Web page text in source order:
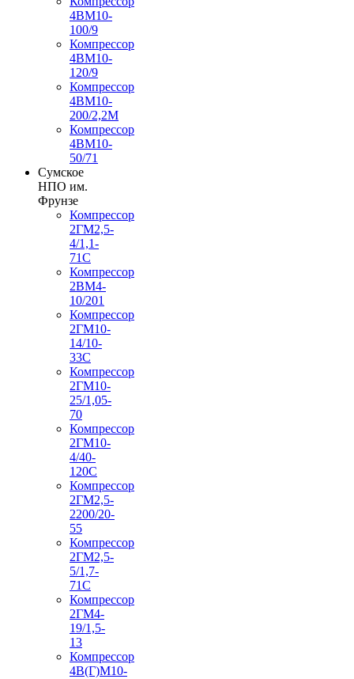
4ВМ10-
100/9
Компрессор
4ВМ10-
120/9
Компрессор
4ВМ10-
200/2,2М
Компрессор
4ВМ10-
50/71
Сумское
НПО им.
Фрунзе
Компрессор
2ГМ2,5-
4/1,1-
71С
Компрессор
2ВМ4-
10/201
Компрессор
2ГМ10-
14/10-
33С
Компрессор
2ГМ10-
25/1,05-
70
Компрессор
2ГМ10-
4/40-
120С
Компрессор
2ГМ2,5-
2200/20-
55
Компрессор
2ГМ2,5-
5/1,7-
71С
Компрессор
2ГМ4-
19/1,5-
13
Компрессор
4В(Г)М10-